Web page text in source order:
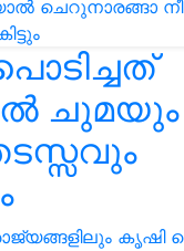
ചുമയും
രാജ്യങ്ങളിലും